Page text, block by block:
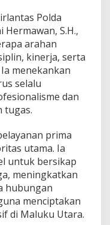
Polda
S.H.,
arahan
kinerja, serta
menekankan
selalu
dan
tugas.
prima
utama. Ia
untuk bersikap
meningkatkan
hubungan
menciptakan
di Maluku Utara.